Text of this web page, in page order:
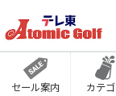
セール案内 カテ